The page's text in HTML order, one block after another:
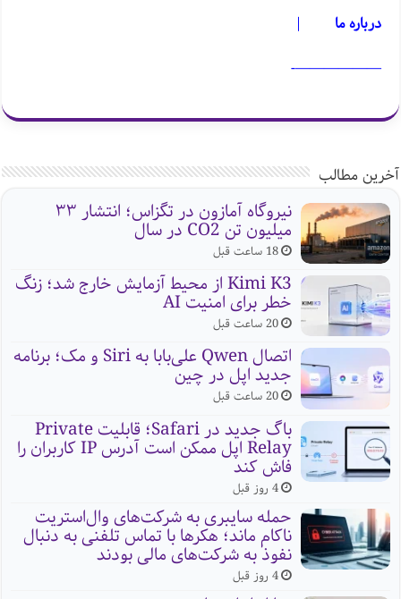
درباره ما
|
——————-
آخرین مطالب
نیروگاه آمازون در تگزاس؛ انتشار ۳۳
میلیون تن CO2 در سال
18 ساعت قبل
Kimi K3 از محیط آزمایش خارج شد؛ زنگ
خطر برای امنیت AI
20 ساعت قبل
اتصال Qwen علی‌بابا به Siri و مک؛ برنامه
جدید اپل در چین
20 ساعت قبل
باگ جدید در Safari؛ قابلیت Private
Relay اپل ممکن است آدرس IP کاربران را
فاش کند
4 روز قبل
حمله سایبری به شرکت‌های وال‌استریت
ناکام ماند؛ هکرها با تماس تلفنی به دنبال
نفوذ به شرکت‌های مالی بودند
4 روز قبل